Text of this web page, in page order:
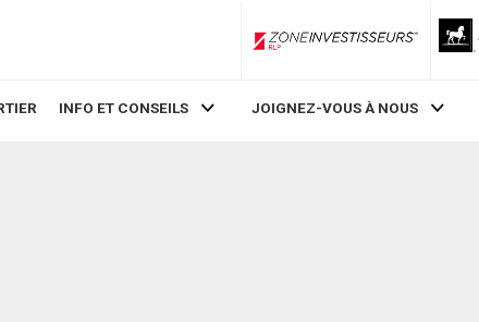
ZoneInvestisseurs RLP
INFO ET CONSEILS JOIGNEZ-VOUS À NOUS